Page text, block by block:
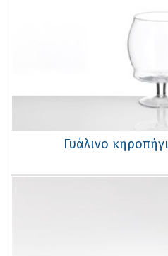
Γυάλινο